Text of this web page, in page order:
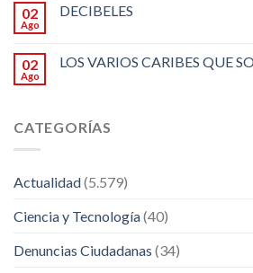
02
Ago
DECIBELES
02
Ago
LOS VARIOS CARIBES QUE
CATEGORÍAS
Actualidad(5.579)
Ciencia y Tecnología(40)
Denuncias Ciudadanas (34)